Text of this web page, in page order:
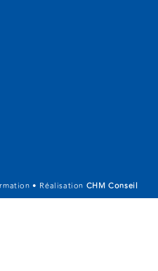
• Réalisation CHM Conseil